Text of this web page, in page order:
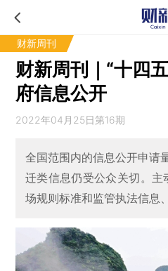
财新周刊
财新周刊｜“十四
府信息公开
2022年04月25日第16期
全国范围内的信息公开申请
迁类信息仍受公众关切。
场规则标准和监管执法信息